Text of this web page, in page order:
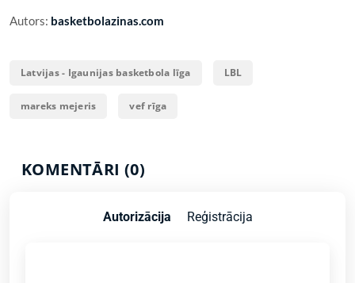
Autors: basketbolazinas.com
Latvijas - Igaunijas basketbola līga LBL
mareks mejeris vef rīga
KOMENTĀRI (0)
Autorizācija Reģistrācija